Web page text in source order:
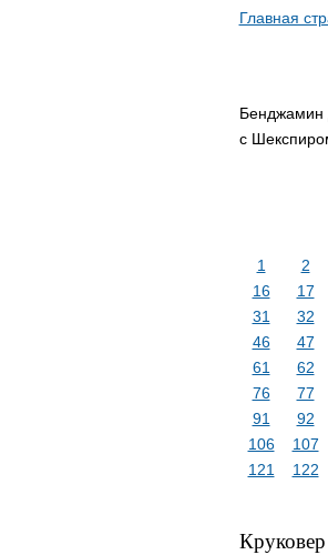
Главная
Бенджамин
с
1 2
16
17
31
32
46
47
61
62
76
77
91
92
106
107
121
122